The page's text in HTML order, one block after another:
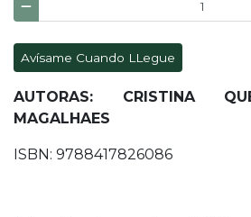
Avísame Cuando LLegue
AUTORAS: CRISTINA
MAGALHAES
ISBN: 9788417826086